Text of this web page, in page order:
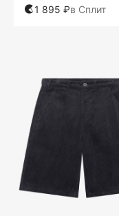
1 895 ₽в Сплит